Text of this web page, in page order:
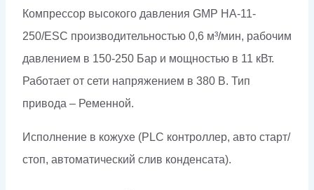
Компрессор высокого давления GMP HA-11-
250/ESC производительностью 0,6 м³/мин, рабочим
давлением в 150-250 Бар и мощностью в 11 кВт.
Работает от сети напряжением в 380 В. Тип
привода – Ременной.
Исполнение в кожухе (PLC контроллер, авто старт/
стоп, автоматический слив конденсата).